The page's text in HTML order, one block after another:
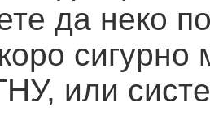
да неко
сигурно
или